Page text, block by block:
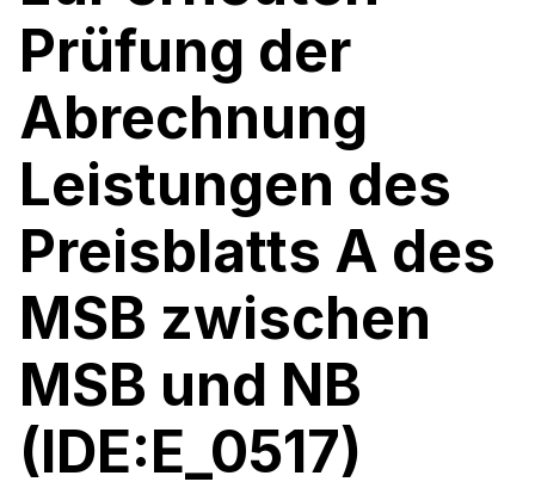
Prüfung der
Abrechnung
Leistungen des
Preisblatts A des
MSB zwischen
MSB und NB
(IDE:E_0517)